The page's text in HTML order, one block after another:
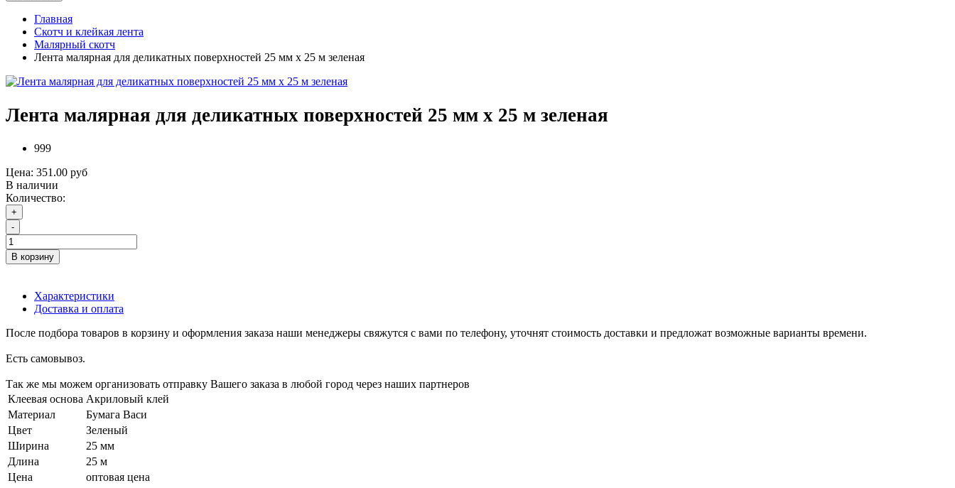
Главная
Скотч и клейкая лента
Малярный скотч
Лента малярная для деликатных поверхностей 25 мм х 25 м зеленая
Лента малярная для деликатных поверхностей 25 мм х 25 м зеленая
999
Цена: 351.00 руб
В наличии
Количество:
+
-
В корзину
Характеристики
Доставка и оплата
После подбора товаров в корзину и оформления заказа наши менеджеры свяжутся с вами по телефону, уточнят стоимость доставки и предложат возможные варианты времени.
Есть самовывоз.
Так же мы можем организовать отправку Вашего заказа в любой город через наших партнеров
Клеевая основа Акриловый клей
Материал
Бумага Васи
Цвет
Зеленый
Ширина
25 мм
Длина
25 м
Цена
оптовая цена